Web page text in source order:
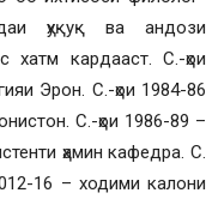
ҳуқуқ ва андози
хатм кардааст. С.-ҳои
Эрон. С.-ҳои 1984-86
С.-ҳои 1986-89 –
ҳамин кафедра. С.
16 – ходими калони